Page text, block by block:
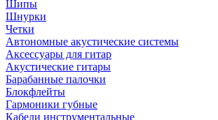
Шипы
Шнурки
Четки
Автономные акустические системы
Аксессуары для гитар
Акустические гитары
Барабанные палочки
Блокфлейты
Гармоники губные
Кабели инструментальные